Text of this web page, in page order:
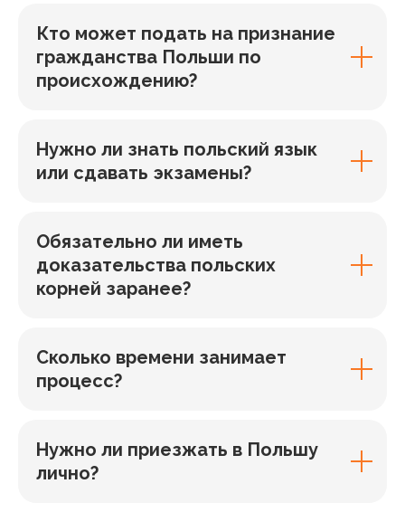
Кто может подать на признание
гражданства Польши по
происхождению?
Нужно ли знать польский язык
или сдавать экзамены?
Обязательно ли иметь
доказательства польских
корней заранее?
Сколько времени занимает
процесс?
Нужно ли приезжать в Польшу
лично?